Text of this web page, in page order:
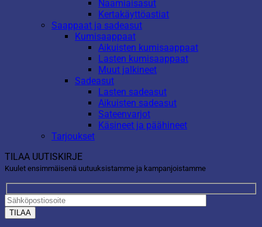
Naamiaisasut
Kertakäyttöastiat
Saappaat ja sadeasut
Kumisaappaat
Aikuisten kumisaappaat
Lasten kumisaappaat
Muut jalkineet
Sadeasut
Lasten sadeasut
Aikuisten sadeasut
Sateenvarjot
Käsineet ja päähineet
Tarjoukset
TILAA UUTISKIRJE
Kuulet ensimmäisenä uutuuksistamme ja kampanjoistamme